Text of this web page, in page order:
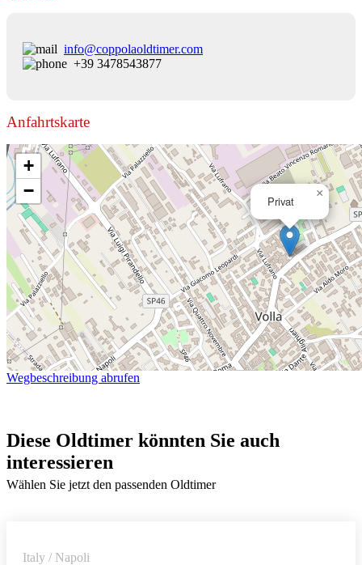
info@coppolaoldtimer.com
+39 3478543877
Anfahrtskarte
Privat
×
+
−
Wegbeschreibung abrufen
Diese Oldtimer könnten Sie auch
interessieren
Wählen Sie jetzt den passenden Oldtimer
Italy / Napoli